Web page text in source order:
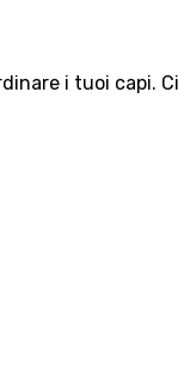
i tuoi capi.